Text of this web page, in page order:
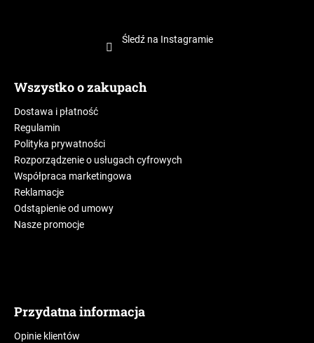
Śledź na Instagramie
Wszystko o zakupach
Dostawa i płatność
Regulamin
Polityka prywatności
Rozporządzenie o usługach cyfrowych
Współpraca marketingowa
Reklamacje
Odstąpienie od umowy
Nasze promocje
Przydatna informacja
Opinie klientów